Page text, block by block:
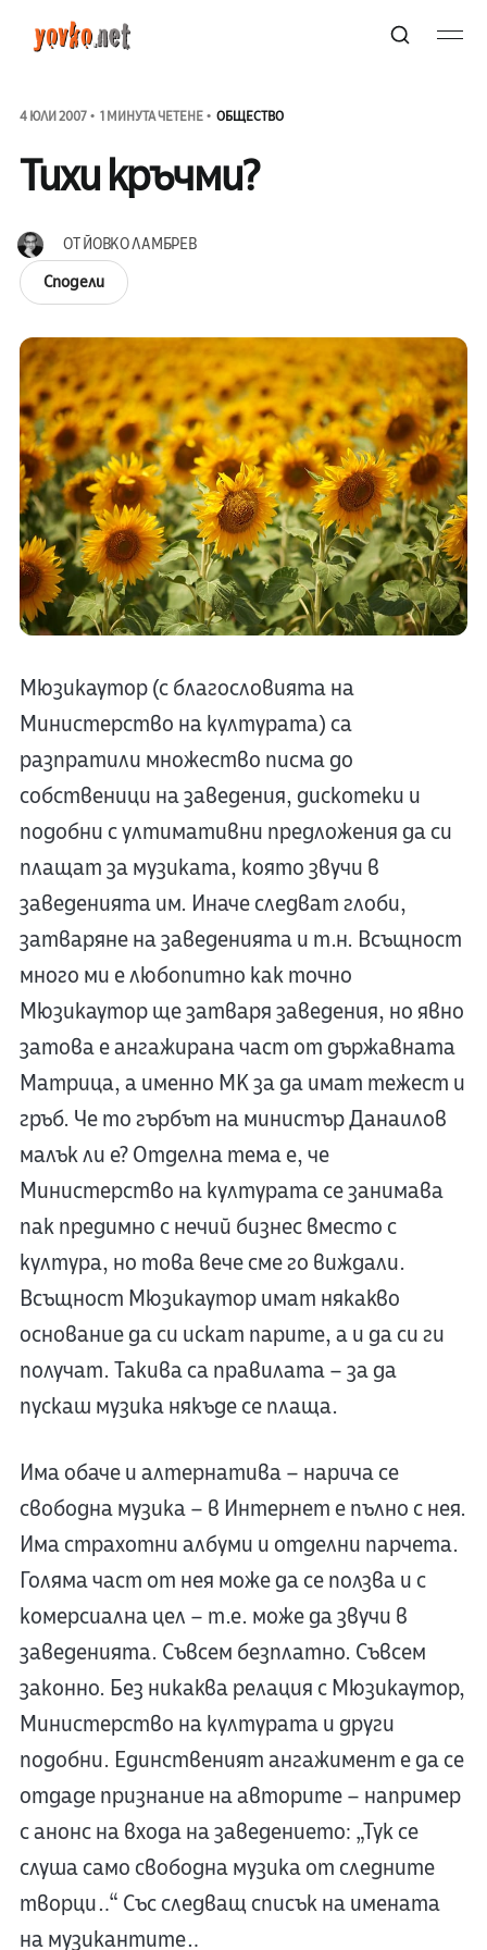
4 ЮЛИ 2007 1 МИНУТА ЧЕТЕНЕ ОБЩЕСТВО
Тихи кръчми?
ОТЙОВКО ЛАМБРЕВ
Сподели
Мюзикаутор (с благословията на
Министерство на културата) са
разпратили множество писма до
собственици на заведения, дискотеки и
подобни с ултимативни предложения да си
плащат за музиката, която звучи в
заведенията им. Иначе следват глоби,
затваряне на заведенията и т.н. Всъщност
много ми е любопитно как точно
Мюзикаутор ще затваря заведения, но явно
затова е ангажирана част от държавната
Матрица, а именно МК за да имат тежест и
гръб. Че то гърбът на министър Данаилов
малък ли е? Отделна тема е, че
Министерство на културата се занимава
пак предимно с нечий бизнес вместо с
култура, но това вече сме го виждали.
Всъщност Мюзикаутор имат някакво
основание да си искат парите, а и да си ги
получат. Такива са правилата – за да
пускаш музика някъде се плаща.
Има обаче и алтернатива – нарича се
свободна музика – в Интернет е пълно с нея.
Има страхотни албуми и отделни парчета.
Голяма част от нея може да се ползва и с
комерсиална цел – т.е. може да звучи в
заведенията. Съвсем безплатно. Съвсем
законно. Без никаква релация с Мюзикаутор,
Министерство на културата и други
подобни. Единственият ангажимент е да се
отдаде признание на авторите – например
с анонс на входа на заведението: „Тук се
слуша само свободна музика от следните
творци…“ Със следващ списък на имената
на музикантите…